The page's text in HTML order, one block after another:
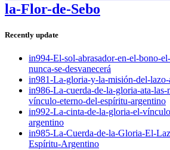
la-Flor-de-Sebo
Recently update
in994-El-sol-abrasador-en-el-bono-
nunca-se-desvanecerá
in981-La-gloria-y-la-misión-del-
in986-La-cuerda-de-la-gloria-ata-
vínculo-eterno-del-espíritu-argentino
in992-La-cinta-de-la-gloria-el-
argentino
in985-La-Cuerda-de-la-Gloria-El-
Espíritu-Argentino